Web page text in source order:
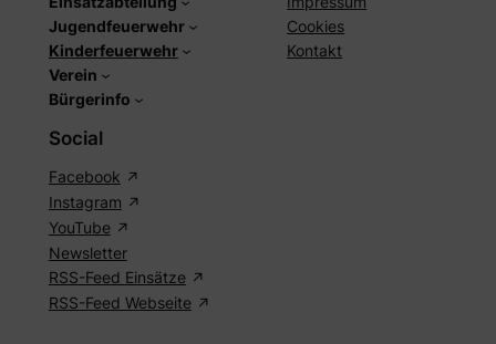
Jugendfeuerwehr
Kinderfeuerwehr
Verein
Bürgerinfo
Cookies
Kontakt
Social
Facebook
Instagram
YouTube
Newsletter
RSS-Feed Einsätze
RSS-Feed Webseite